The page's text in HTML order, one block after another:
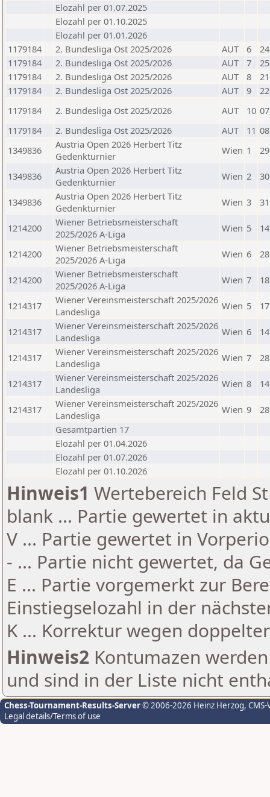
Elozahl per 01.07.2025
Elozahl per 01.10.2025
Elozahl per 01.01.2026
1179184
2. Bundesliga Ost 2025/2026 AUT 6
1179184
2. Bundesliga Ost 2025/2026 AUT 7
1179184
2. Bundesliga Ost 2025/2026 AUT 8
1179184
2. Bundesliga Ost 2025/2026 AUT 9
1179184
2. Bundesliga Ost 2025/2026 AUT 10
1179184
2. Bundesliga Ost 2025/2026 AUT 11
1349836
Austria Open 2026 Herbert Titz
Gedenkturnier
Wien 1
1349836
Austria Open 2026 Herbert Titz
Gedenkturnier
Wien 2
1349836
Austria Open 2026 Herbert Titz
Gedenkturnier
Wien 3
1214200
Wiener Betriebsmeisterschaft
2025/2026 A-Liga
Wien 5
1214200
Wiener Betriebsmeisterschaft
2025/2026 A-Liga
Wien 6
1214200
Wiener Betriebsmeisterschaft
2025/2026 A-Liga
Wien 7
1214317
Wiener Vereinsmeisterschaft 2025/2026
Landesliga
Wien 5
1214317
Wiener Vereinsmeisterschaft 2025/2026
Landesliga
Wien 6
1214317
Wiener Vereinsmeisterschaft 2025/2026
Landesliga
Wien 7
1214317
Wiener Vereinsmeisterschaft 2025/2026
Landesliga
Wien 8
1214317
Wiener Vereinsmeisterschaft 2025/2026
Landesliga
Wien 9
Gesamtpartien 17
Elozahl per 01.04.2026
Elozahl per 01.07.2026
Elozahl per 01.10.2026
Hinweis1 Wertebereich Feld
blank ... Partie gewertet in
V ... Partie gewertet in
- ... Partie nicht gewertet, da
E ... Partie vorgemerkt zur
Einstiegselozahl in der
K ... Korrektur wegen
Hinweis2 Kontumazen
und sind in der Liste nicht
Chess-Tournament-Results-Server© 2006-2026 Heinz Herzog,
Legal details/Terms of use